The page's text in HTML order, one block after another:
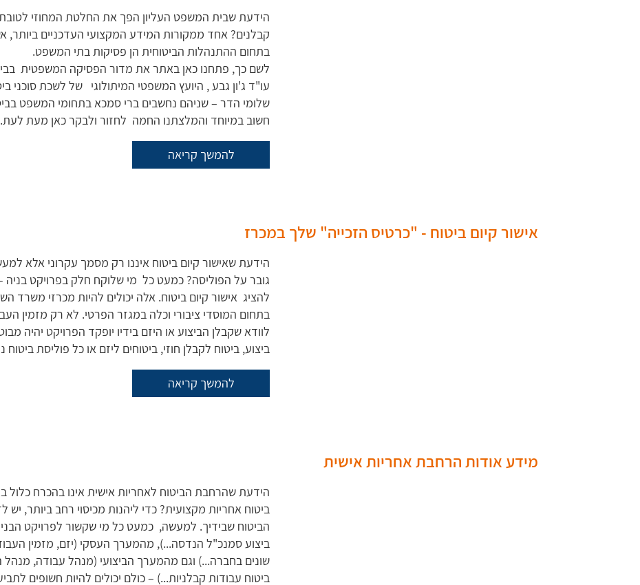
הידעת שבית המשפט העליון הפך את החלטת המחוזי
קבלנים? אחד ממקורות המידע המקצועי העדכניים ביותר,
בתחום ההתנהלות הביטוחית הן פסיקות בתי המשפט.
לשם כך, פתחנו כאן באתר את מדור הפסיקה המשפטית
עו"ד ג'ון גבע , היועץ המשפטי המיתולוגי של לשכת סוכני
שלומי הדר – שניהם נחשבים ברי סמכא בתחומי המשפט
חשוב במיוחד והמלצתנו החמה לחזור ולבקר כאן מעת
להמשך קריאה
אישור קיום ביטוח - "כרטיס הזכייה" שלך במכרז
הידעת שאישור קיום ביטוח איננו רק מסמך עקרוני אלא
גובר על הפוליסה? כמעט כל מי שלוקח חלק בפרויקט בניה -
להציג אישור קיום ביטוח. אלה יכולים להיות מכרזי משרד
בתחום המוסדי ציבורי וכלה במגזר הפרטי. לא רק מזמין
לוודא שקבלן הביצוע או היזם בידיו יופקד הפרויקט יהיה
ביצוע, ביטוח לקבלן חוזי, ביטוחים ליזם או כל פוליסת
להמשך קריאה
מידע אודות הרחבת אחריות אישית
הידעת שהרחבת הביטוח לאחריות אישית אינו בהכרח כלול
ביטוח אחריות מקצועית? כדי ליהנות מכיסוי רחב ביותר,
הביטוח שבידיך. למעשה, כמעט כל מי שקשור לפרויקט
ביצוע סמנכ"ל הנדסה...), מהמערך העסקי (יזם, מזמין
שונים בחברה...) וגם מהמערך הביצועי (מנהל עבודה, מנהל
ביטוח עבודות קבלניות...) – כולם יכולים להיות חשופים